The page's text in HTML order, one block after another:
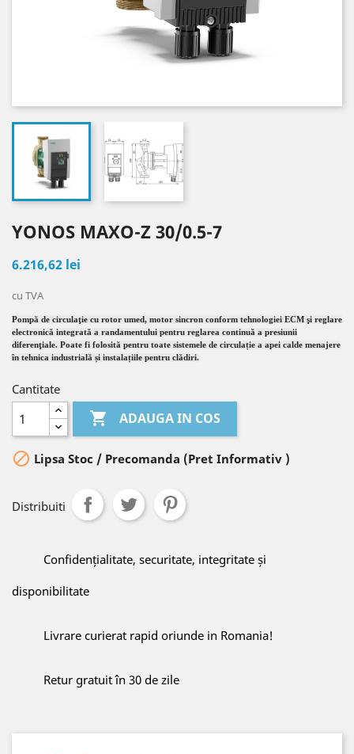
YONOS MAXO-Z 30/0.5-7
6.216,62 lei
cu TVA
Pompă de circulaţie cu rotor umed, motor sincron conform tehnologiei ECM şi reglare
electronică integrată a randamentului pentru reglarea continuă a presiunii
diferenţiale. Poate fi folosită pentru toate sistemele de circulație a apei calde menajere
în tehnica industrială și instalațiile pentru clădiri.
Cantitate
 ADAUGA IN COS
 Lipsa Stoc / Precomanda (Pret Informativ )
Distribuiti
Confidențialitate, securitate, integritate și
disponibilitate
Livrare curierat rapid oriunde in Romania!
Retur gratuit în 30 de zile